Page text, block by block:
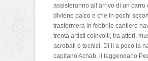
assisteranno all’arrivo di un carro
diviene palco e che in pochi
trasformerà in febbrile cantiere
trenta artisti coinvolti, tra attori,
acrobati e tecnici. Di lì a poco la
capitano Achab, il leggendario